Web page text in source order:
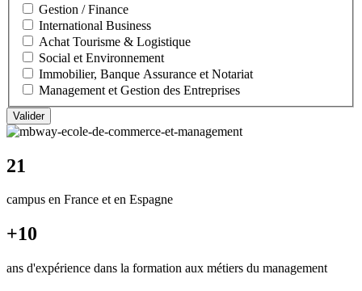
Gestion / Finance
International Business
Achat Tourisme & Logistique
Social et Environnement
Immobilier, Banque Assurance et Notariat
Management et Gestion des Entreprises
21
campus en France et en Espagne
+10
ans d'expérience dans la formation aux métiers du management